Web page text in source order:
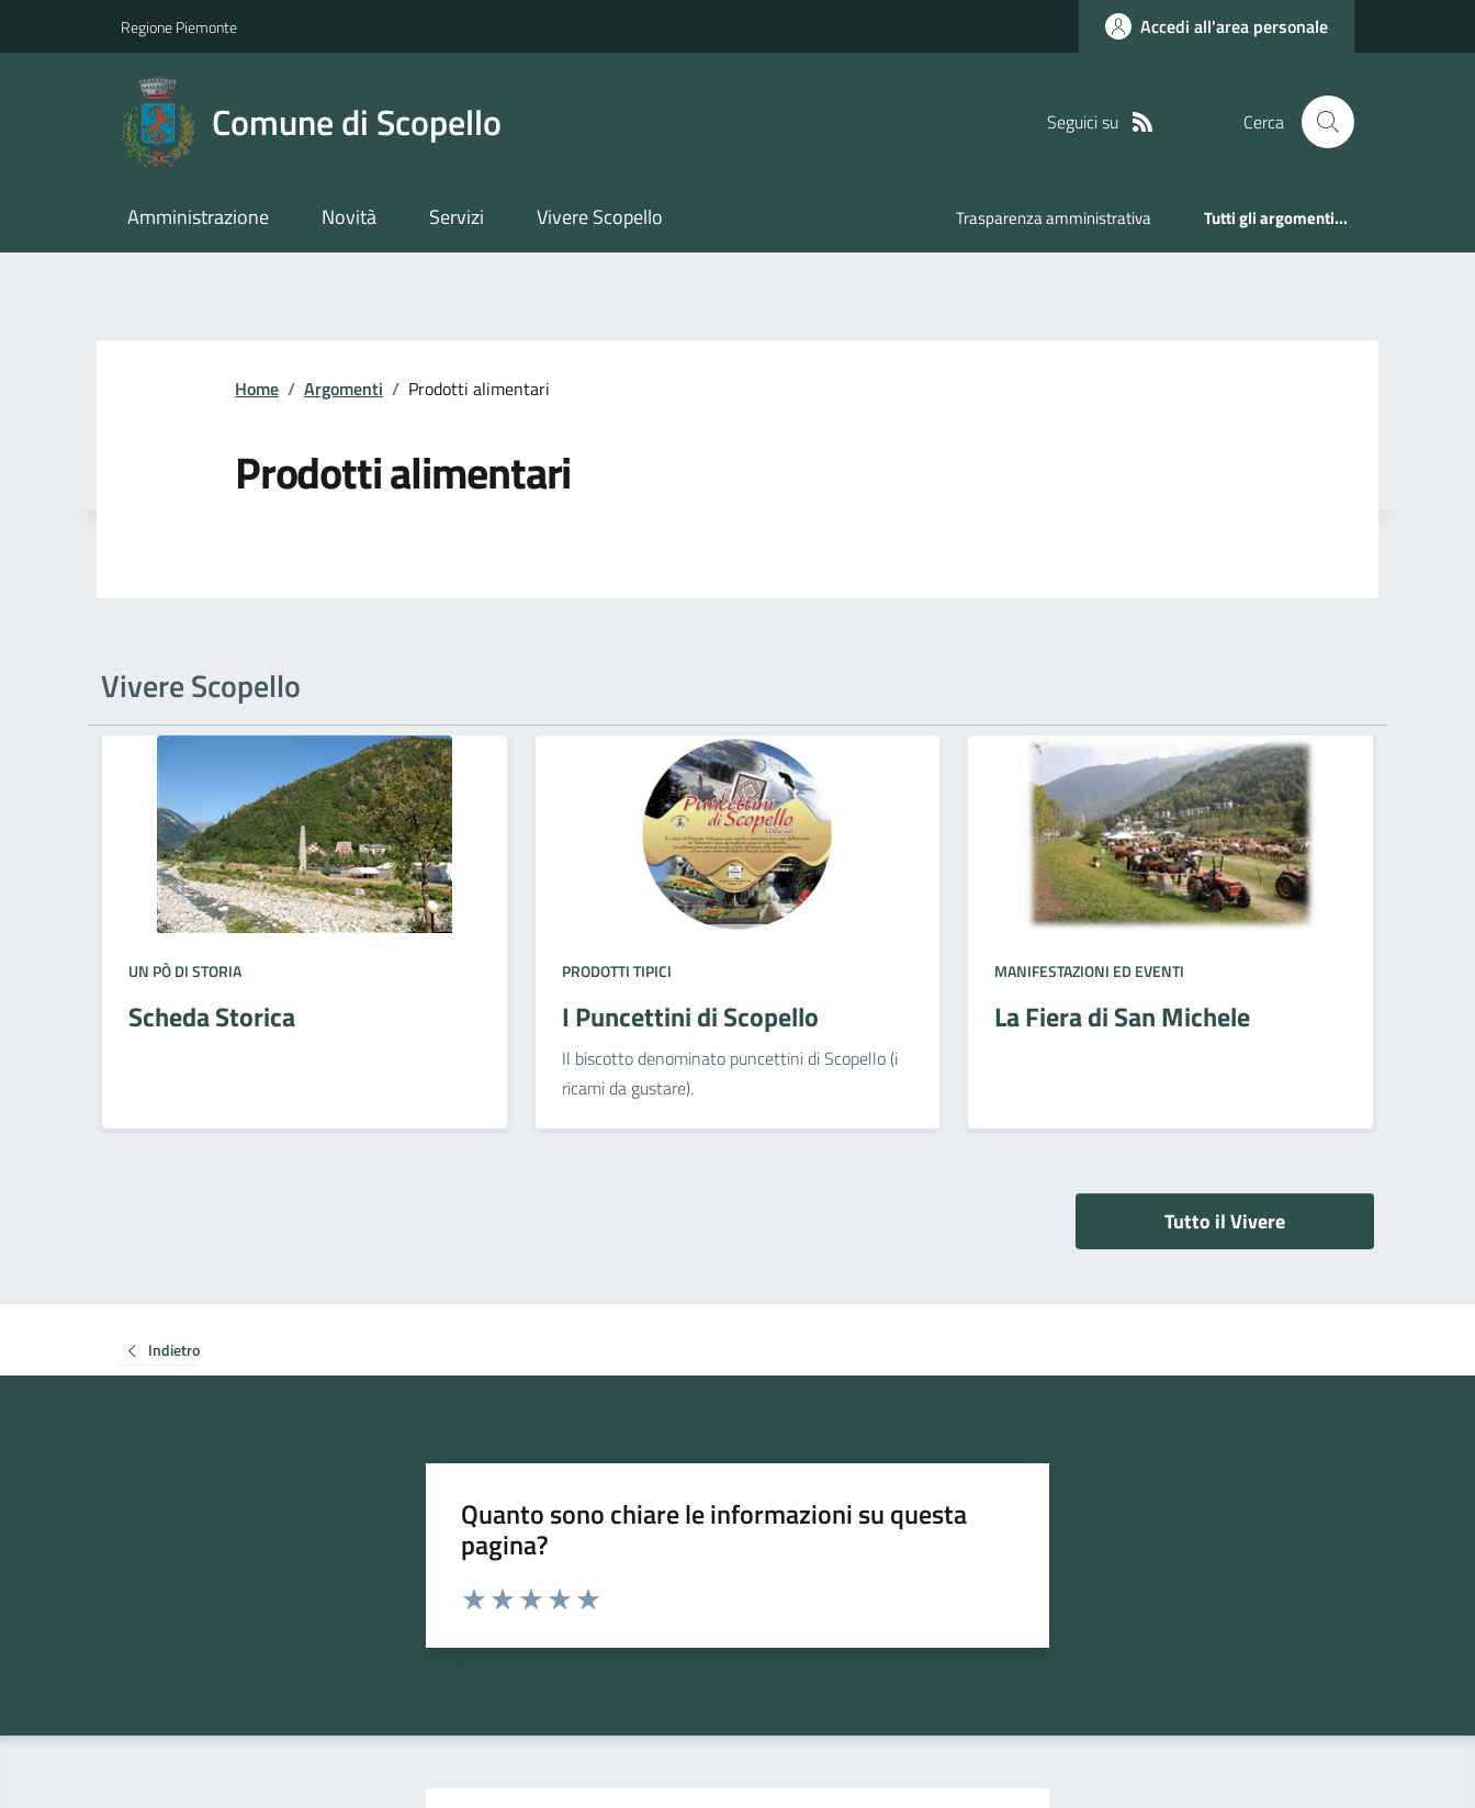
Regione Piemonte Accedi all'area personale
Comune di Scopello Seguici su Cerca
Amministrazione Novità Servizi Vivere Scopello Trasparenza amministrativa Tutti gli argomenti...
Home / Argomenti / Prodotti alimentari
Prodotti alimentari
Vivere Scopello
UN PÒ DI STORIA
Scheda Storica
PRODOTTI TIPICI
I Puncettini di Scopello
Il biscotto denominato puncettini di Scopello (i
ricami da gustare).
MANIFESTAZIONI ED EVENTI
La Fiera di San Michele
Tutto il Vivere
Indietro
Quanto sono chiare le informazioni su questa
pagina?
Valuta da 1 a 5 stelle la pagina